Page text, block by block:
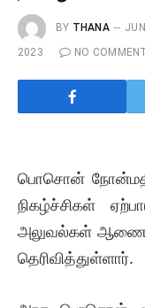
BY THANA
2023
NO
பொசொன்
நிகழ்ச்சிகள்
அலுவல்கள்
தெரிவித்துள்ளார்.